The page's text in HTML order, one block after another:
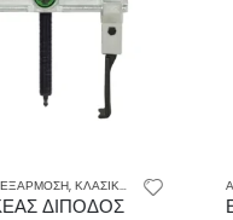
ΡΟΥΛΕΜΑΝ
ΣΥΡΤΑΡΩΤΟΣ ΜΕ
ΑΡΜΟΣΗ-